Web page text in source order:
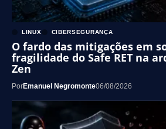
LINUX CIBERSEGURANÇA
O fardo das mitigações em
fragilidade do Safe RET na
Zen
PorEmanuel Negromonte06/08/2026